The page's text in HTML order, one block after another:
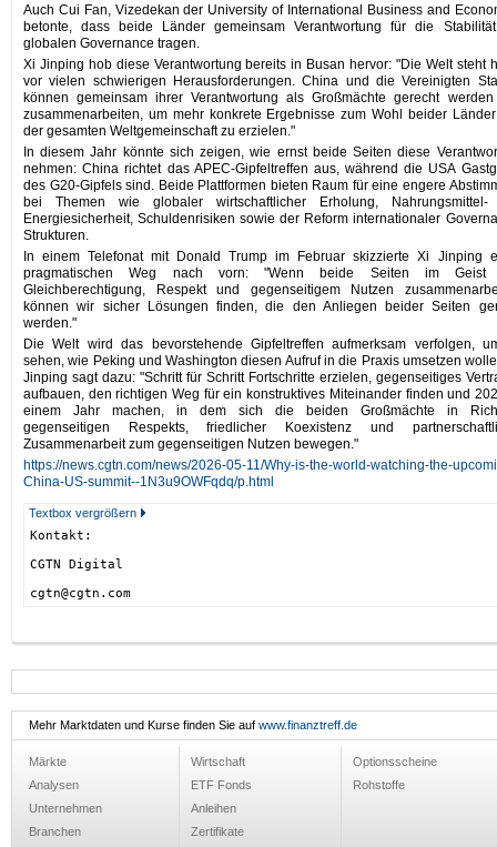
Auch Cui Fan, Vizedekan der University of International Business and
betonte, dass beide Länder gemeinsam Verantwortung für die
globalen Governance tragen.
Xi Jinping hob diese Verantwortung bereits in Busan hervor: "Die Welt steht
vor vielen schwierigen Herausforderungen. China und die Vereinigten
können gemeinsam ihrer Verantwortung als Großmächte gerecht
zusammenarbeiten, um mehr konkrete Ergebnisse zum Wohl beider
der gesamten Weltgemeinschaft zu erzielen."
In diesem Jahr könnte sich zeigen, wie ernst beide Seiten diese
nehmen: China richtet das APEC-Gipfeltreffen aus, während die USA
des G20-Gipfels sind. Beide Plattformen bieten Raum für eine engere
bei Themen wie globaler wirtschaftlicher Erholung, Nahrungsmittel-
Energiesicherheit, Schuldenrisiken sowie der Reform internationaler
Strukturen.
In einem Telefonat mit Donald Trump im Februar skizzierte Xi Jinping
pragmatischen Weg nach vorn: "Wenn beide Seiten im Geist
Gleichberechtigung, Respekt und gegenseitigem Nutzen
können wir sicher Lösungen finden, die den Anliegen beider Seiten
werden."
Die Welt wird das bevorstehende Gipfeltreffen aufmerksam verfolgen,
sehen, wie Peking und Washington diesen Aufruf in die Praxis umsetzen
Jinping sagt dazu: "Schritt für Schritt Fortschritte erzielen, gegenseitiges
aufbauen, den richtigen Weg für ein konstruktives Miteinander finden und
einem Jahr machen, in dem sich die beiden Großmächte in
gegenseitigen Respekts, friedlicher Koexistenz und
Zusammenarbeit zum gegenseitigen Nutzen bewegen."
https://news.cgtn.com/news/2026-05-11/Why-is-the-world-watching-the-
China-US-summit--1N3u9OWFqdq/p.html
Kontakt:
CGTN Digital
cgtn@cgtn.com
Textbox vergrößern
Mehr Marktdaten und Kurse finden Sie auf www.finanztreff.de
Märkte
Analysen
Unternehmen
Branchen
Wirtschaft
ETF Fonds
Anleihen
Zertifikate
Optionsscheine
Rohstoffe